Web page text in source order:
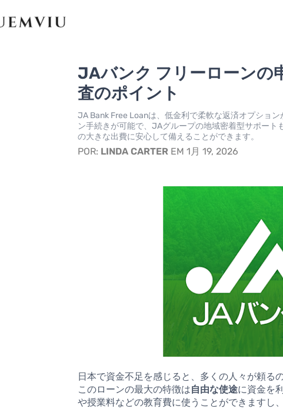
JAバンク フリーローンの
査のポイント
JA Bank Free Loanは、低金利で柔軟な返済オプショ
ン手続きが可能で、JAグループの地域密着型サポート
の大きな出費に安心して備えることができます。
POR: LINDA CARTER EM 1月 19, 2026
日本で資金不足を感じると、多くの人々が頼る
このローンの最大の特徴は自由な使途に資金を
や授業料などの教育費に使うことができますし